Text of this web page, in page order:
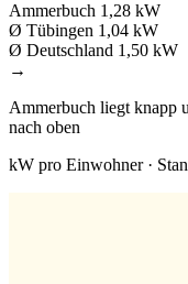
Ammerbuch 1,28 kW
Ø Tübingen 1,04 kW
Ø Deutschland 1,50 kW
→
Ammerbuch liegt knapp
nach oben
kW pro Einwohner ·